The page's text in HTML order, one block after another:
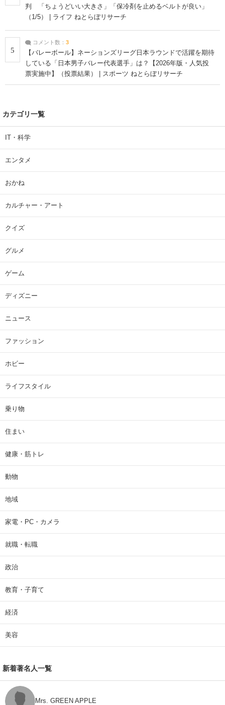
判 「ちょうどいい大きさ」「保冷剤を止めるベルトが良い」
（1/5） | ライフ ねとらぼリサーチ
5
コメント数： 3
【バレーボール】ネーションズリーグ日本ラウンドで活躍を期待
している「日本男子バレー代表選手」は？【2026年版・人気投
票実施中】（投票結果） | スポーツ ねとらぼリサーチ
カテゴリ一覧
IT・科学
エンタメ
おかね
カルチャー・アート
クイズ
グルメ
ゲーム
ディズニー
ニュース
ファッション
ホビー
ライフスタイル
乗り物
住まい
健康・筋トレ
動物
地域
家電・PC・カメラ
就職・転職
政治
教育・子育て
経済
美容
新着著名人一覧
Mrs. GREEN APPLE